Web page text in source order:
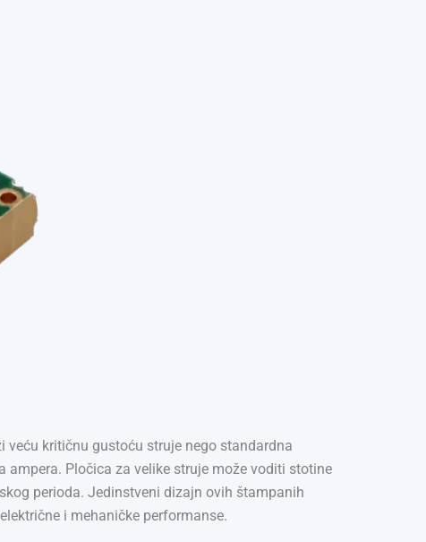
kritičnu gustoću struje nego standardna
Pločica za velike struje može voditi stotine
perioda. Jedinstveni dizajn ovih štampanih
i mehaničke performanse.